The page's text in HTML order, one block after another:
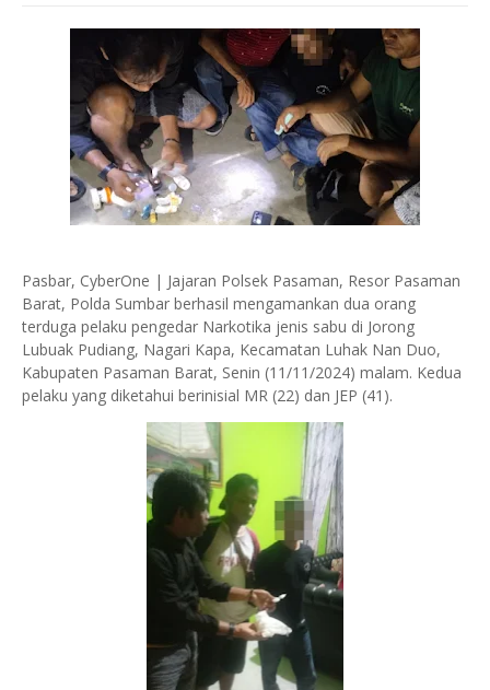
Pasbar, CyberOne | Jajaran Polsek Pasaman, Resor Pasaman
Barat, Polda Sumbar berhasil mengamankan dua orang
terduga pelaku pengedar Narkotika jenis sabu di Jorong
Lubuak Pudiang, Nagari Kapa, Kecamatan Luhak Nan Duo,
Kabupaten Pasaman Barat, Senin (11/11/2024) malam. Kedua
pelaku yang diketahui berinisial MR (22) dan JEP (41).